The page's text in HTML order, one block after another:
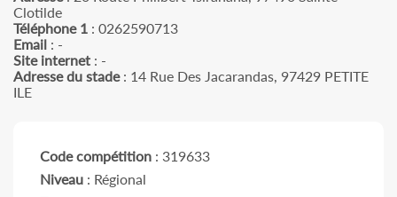
Clotilde
Téléphone 1 : 0262590713
Email : -
Site internet : -
Adresse du stade: 14 Rue Des Jacarandas, 97429 PETITE
ILE
Code compétition : 319633
Niveau : Régional